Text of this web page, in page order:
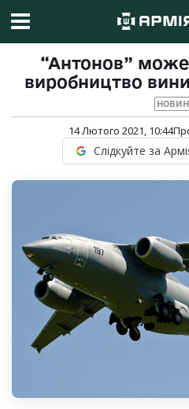
“Антонов” може
виробництво
14 Лютого 2021, 10:44
Слідкуйте за